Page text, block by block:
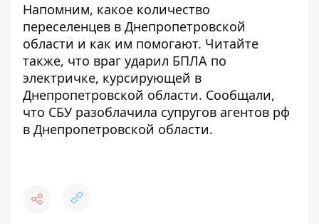
Напомним, какое количество
переселенцев в Днепропетровской
области и как им помогают. Читайте
также, что враг ударил БПЛА по
электричке, курсирующей в
Днепропетровской области. Сообщали,
что СБУ разоблачила супругов агентов рф
в Днепропетровской области.